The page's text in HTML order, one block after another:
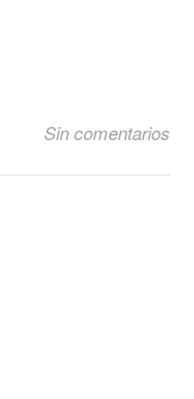
Sin comentarios